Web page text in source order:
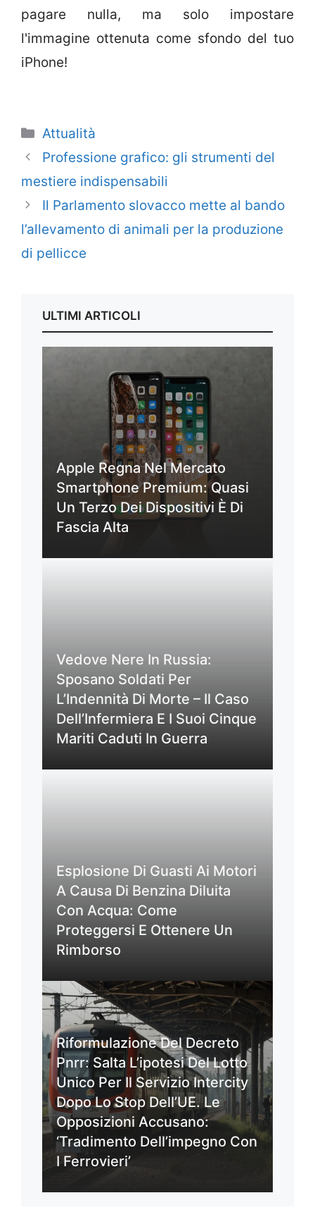
pagare nulla, ma solo impostare
l'immagine ottenuta come sfondo del tuo
iPhone!
Categorie
Attualità
Professione grafico: gli strumenti del
mestiere indispensabili
Il Parlamento slovacco mette al bando
l’allevamento di animali per la produzione
di pellicce
ULTIMI ARTICOLI
Apple Regna Nel Mercato
Smartphone Premium: Quasi
Un Terzo Dei Dispositivi È Di
Fascia Alta
Vedove Nere In Russia:
Sposano Soldati Per
L’Indennità Di Morte – Il Caso
Dell’Infermiera E I Suoi Cinque
Mariti Caduti In Guerra
Esplosione Di Guasti Ai Motori
A Causa Di Benzina Diluita
Con Acqua: Come
Proteggersi E Ottenere Un
Rimborso
Riformulazione Del Decreto
Pnrr: Salta L’ipotesi Del Lotto
Unico Per Il Servizio Intercity
Dopo Lo Stop Dell’UE. Le
Opposizioni Accusano:
‘Tradimento Dell’impegno Con
I Ferrovieri’